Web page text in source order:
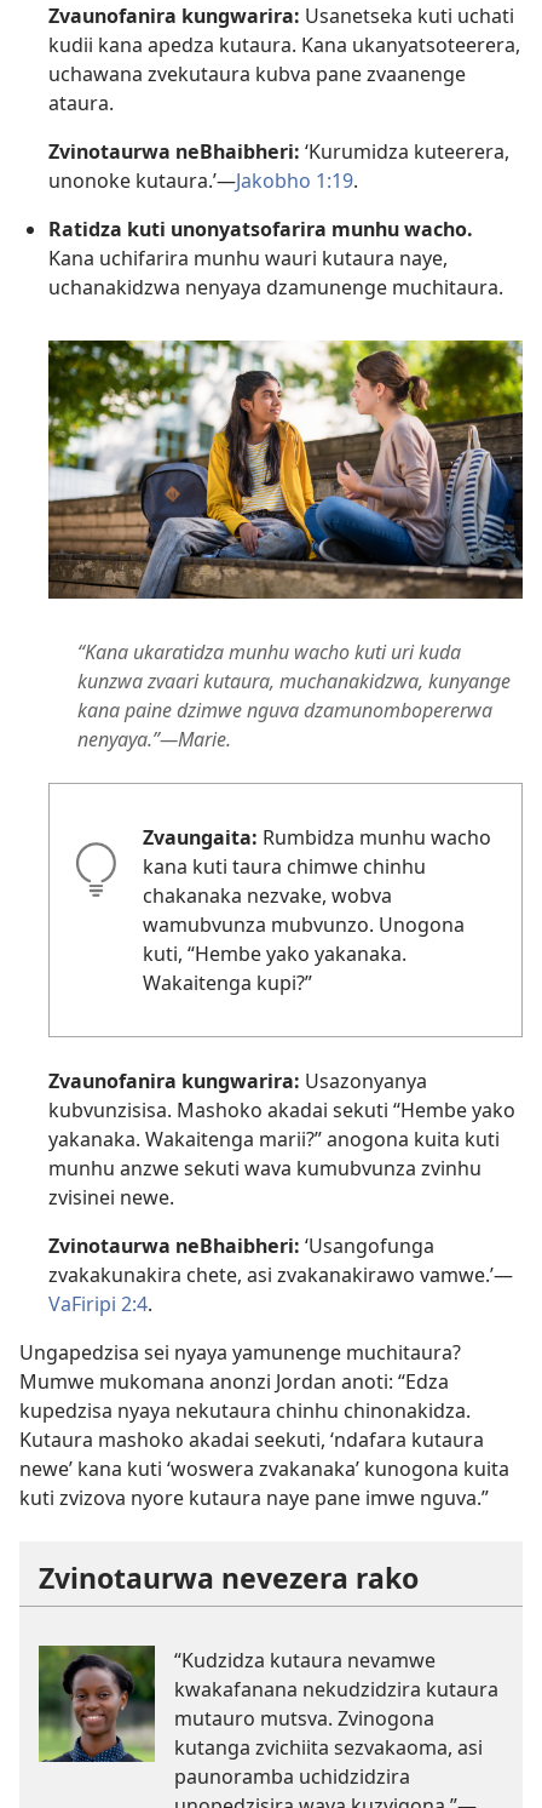
Zvaunofanira kungwarira: Usanetseka kuti uchati
kudii kana apedza kutaura. Kana ukanyatsoteerera,
uchawana zvekutaura kubva pane zvaanenge
ataura.
Zvinotaurwa neBhaibheri: ‘Kurumidza kuteerera,
unonoke kutaura.’—Jakobho 1:19.
Ratidza kuti unonyatsofarira munhu wacho.
Kana uchifarira munhu wauri kutaura naye,
uchanakidzwa nenyaya dzamunenge muchitaura.
“Kana ukaratidza munhu wacho kuti uri kuda
kunzwa zvaari kutaura, muchanakidzwa, kunyange
kana paine dzimwe nguva dzamunombopererwa
nenyaya.”—Marie.
Zvaungaita: Rumbidza munhu wacho
kana kuti taura chimwe chinhu
chakanaka nezvake, wobva
wamubvunza mubvunzo. Unogona
kuti, “Hembe yako yakanaka.
Wakaitenga kupi?”
Zvaunofanira kungwarira: Usazonyanya
kubvunzisisa. Mashoko akadai sekuti “Hembe yako
yakanaka. Wakaitenga marii?” anogona kuita kuti
munhu anzwe sekuti wava kumubvunza zvinhu
zvisinei newe.
Zvinotaurwa neBhaibheri: ‘Usangofunga
zvakakunakira chete, asi zvakanakirawo vamwe.’—
VaFiripi 2:4.
Ungapedzisa sei nyaya yamunenge muchitaura?
Mumwe mukomana anonzi Jordan anoti: “Edza
kupedzisa nyaya nekutaura chinhu chinonakidza.
Kutaura mashoko akadai seekuti, ‘ndafara kutaura
newe’ kana kuti ‘woswera zvakanaka’ kunogona kuita
kuti zvizova nyore kutaura naye pane imwe nguva.”
Zvinotaurwa nevezera rako
“Kudzidza kutaura nevamwe
kwakafanana nekudzidzira kutaura
mutauro mutsva. Zvinogona
kutanga zvichiita sezvakaoma, asi
paunoramba uchidzidzira